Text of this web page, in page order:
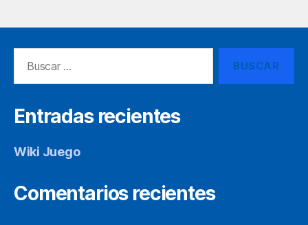
Entradas recientes
Wiki Juego
Comentarios recientes